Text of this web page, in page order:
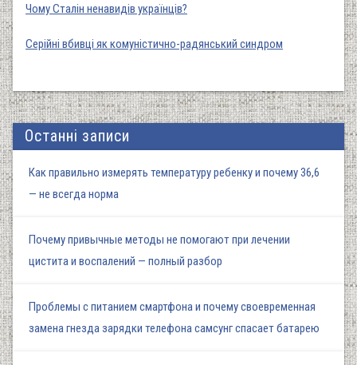
Чому Сталін ненавидів українців?
Серійні вбивці як комуністично-радянський синдром
Останні записи
Как правильно измерять температуру ребенку и почему 36,6
— не всегда норма
Почему привычные методы не помогают при лечении
цистита и воспалений — полный разбор
Проблемы с питанием смартфона и почему своевременная
замена гнезда зарядки телефона самсунг спасает батарею